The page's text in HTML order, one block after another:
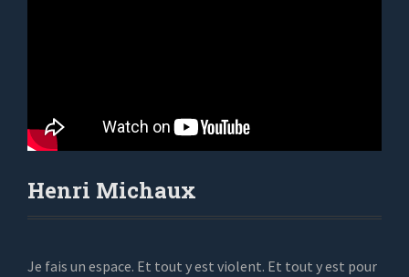
Henri Michaux
Je fais un espace. Et tout y est violent. Et tout y est pour